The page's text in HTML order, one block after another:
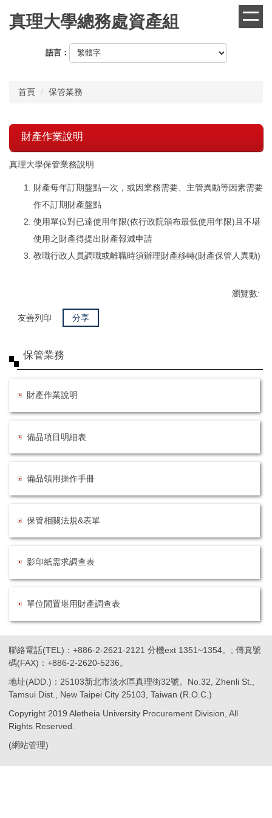
真理大學總務處資產組
語言：
首頁 保管業務
財產作業說明
真理大學保管業務說明
財產每年訂期盤點一次，或因業務需要、主管異動等因素需要
作不訂期財產盤點
使用單位對已達使用年限(依行政院頒布最低使用年限)且不堪
使用之財產得提出財產報減申請
教職行政人員調職或離職時須辦理財產移轉(財產保管人異動)
瀏覽數:
友善列印 分享
保管業務
財產作業說明
備品項目明細表
備品領用操作手冊
保管相關法規&表單
影印紙需求調查表
單位閒置堪用財產調查表
聯絡電話(TEL)：+886-2-2621-2121 分機ext 1351~1354。; 傳真號
碼(FAX)：+886-2-2620-5236。
地址(ADD.)：25103新北市淡水區真理街32號。No.32, Zhenli St.,
Tamsui Dist., New Taipei City 25103, Taiwan (R.O.C.)
Copyright 2019 Aletheia University Procurement Division, All
Rights Reserved.
(網站管理)